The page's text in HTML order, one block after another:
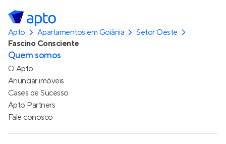
Apto Apartamentos em Goiânia
Setor Oeste
Fascino Consciente
Quem somos
O Apto
Anunciar imóveis
Cases de Sucesso
Apto Partners
Fale conosco